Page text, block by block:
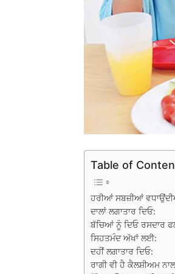
Table of
ਹਰੀਆਂ ਸਬਜ਼ੀਆਂ
ਦਾਲਾਂ ਲਗਾਤਾਰ ਦਿਓ:
ਬੱਚਿਆਂ ਨੂੰ ਦਿਓ ਰਸਦਾਰ
ਸਿਹਤਮੰਦ ਅੱਖਾਂ ਲਈ:
ਦਹੀਂ ਲਗਾਤਾਰ ਦਿਓ:
ਰਾਗੀ ਵੀ ਹੈ ਕੈਲਸ਼ੀਅਮ